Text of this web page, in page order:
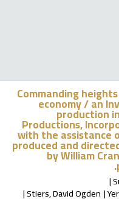
Commanding
economy /an
production
Productions,
with the assistance
produced and
by William
Stiers, David Ogden